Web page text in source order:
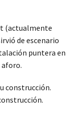
(actualmente
de escenario
puntera en
aforo.